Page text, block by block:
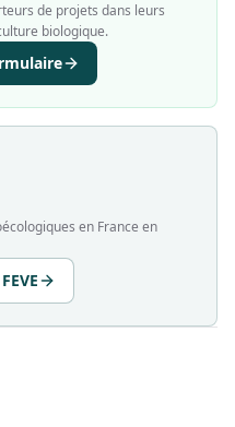
de projets dans leurs
biologique.
en France en